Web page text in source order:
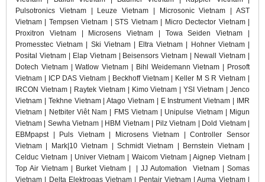
Pulsotronics Vietnam | Leuze Vietnam | Microsonic Vietnam | AST
Vietnam | Tempsen Vietnam | STS Vietnam | Micro Dectector Vietnam |
Proxitron Vietnam | Microsens Vietnam | Towa Seiden Vietnam |
Promesstec Vietnam | Ski Vietnam | Eltra Vietnam | Hohner Vietnam |
Posital Vietnam | Elap Vietnam | Beisensors Vietnam | Newall Vietnam |
Dotech Vietnam | Watlow Vietnam | Bihl Weidemann Vietnam | Prosoft
Vietnam | ICP DAS Vietnam | Beckhoff Vietnam | Keller M S R Vietnam |
IRCON Vietnam | Raytek Vietnam | Kimo Vietnam | YSI Vietnam | Jenco
Vietnam | Tekhne Vietnam | Atago Vietnam | E Instrument Vietnam | IMR
Vietnam | Netbiter Viêt Nam | FMS Vietnam | Unipulse Vietnam | Migun
Vietnam | Sewha Vietnam | HBM Vietnam | Pilz Vietnam | Dold Vietnam |
EBMpapst | Puls Vietnam | Microsens Vietnam | Controller Sensor
Vietnam | Mark|10 Vietnam | Schmidt Vietnam | Bernstein Vietnam |
Celduc Vietnam | Univer Vietnam | Waicom Vietnam | Aignep Vietnam |
Top Air Vietnam | Burket Vietnam | | JJ Automation Vietnam | Somas
Vietnam | Delta Elektrogas Vietnam | Pentair Vietnam | Auma Vietnam |